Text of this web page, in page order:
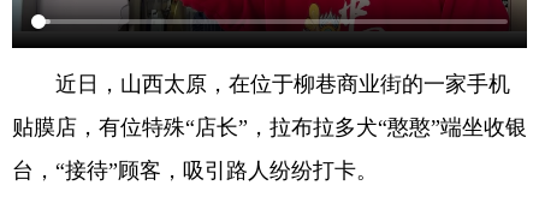
近日，山西太原，在位于柳巷商业街的一家手机
贴膜店，有位特殊“店长”，拉布拉多犬“憨憨”端坐收银
台，“接待”顾客，吸引路人纷纷打卡。